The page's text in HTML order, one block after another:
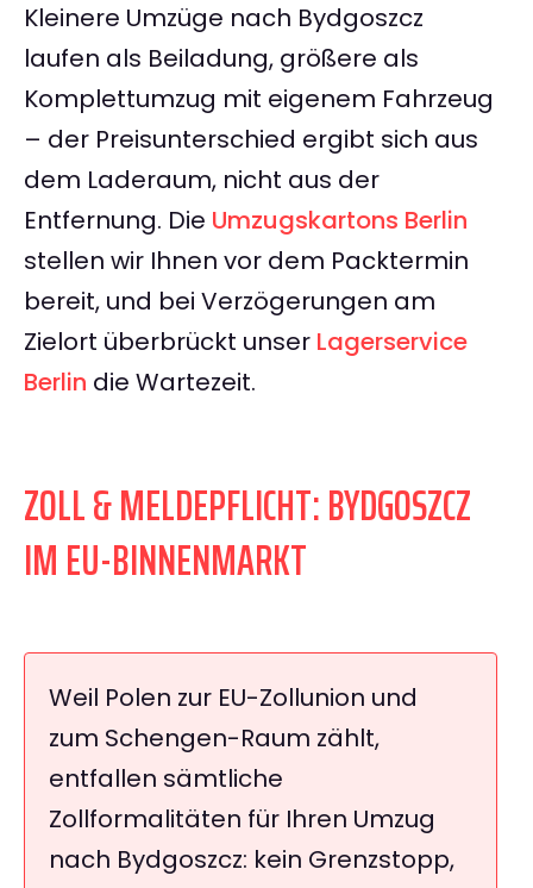
Kleinere Umzüge nach Bydgoszcz
laufen als Beiladung, größere als
Komplettumzug mit eigenem Fahrzeug
– der Preisunterschied ergibt sich aus
dem Laderaum, nicht aus der
Entfernung. Die Umzugskartons Berlin
stellen wir Ihnen vor dem Packtermin
bereit, und bei Verzögerungen am
Zielort überbrückt unser Lagerservice
Berlin die Wartezeit.
ZOLL & MELDEPFLICHT: BYDGOSZCZ
IM EU-BINNENMARKT
Weil Polen zur EU-Zollunion und
zum Schengen-Raum zählt,
entfallen sämtliche
Zollformalitäten für Ihren Umzug
nach Bydgoszcz: kein Grenzstopp,